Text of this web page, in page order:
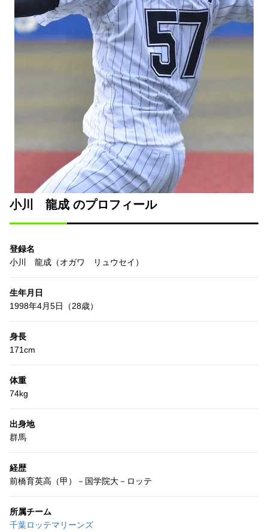
小川 龍成 のプロフィール
登録名
小川 龍成（オガワ リュウセイ）
生年月日
1998年4月5日（28歳）
身長
171cm
体重
74kg
出身地
群馬
経歴
前橋育英高（甲）－国学院大－ロッテ
所属チーム
千葉ロッテマリーンズ